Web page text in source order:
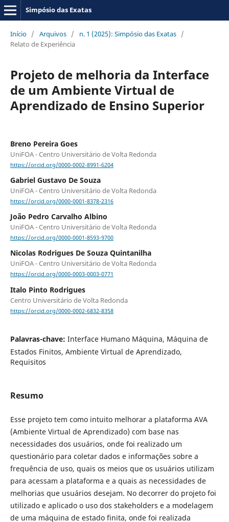
Simpósio das Exatas
Início / Arquivos / n. 1 (2025): Simpósio das Exatas /
Relato de Experiência
Projeto de melhoria da Interface
de um Ambiente Virtual de
Aprendizado de Ensino Superior
Breno Pereira Goes
UniFOA - Centro Universitário de Volta Redonda
https://orcid.org/0000-0002-8991-6204
Gabriel Gustavo De Souza
UniFOA - Centro Universitário de Volta Redonda
https://orcid.org/0000-0001-8378-2316
João Pedro Carvalho Albino
UniFOA - Centro Universitário de Volta Redonda
https://orcid.org/0000-0001-8593-9700
Nicolas Rodrigues De Souza Quintanilha
UniFOA - Centro Universitário de Volta Redonda
https://orcid.org/0000-0003-0003-0771
Italo Pinto Rodrigues
Centro Universitário de Volta Redonda
https://orcid.org/0000-0002-6832-8358
Palavras-chave: Interface Humano Máquina, Máquina de
Estados Finitos, Ambiente Virtual de Aprendizado,
Requisitos
Resumo
Esse projeto tem como intuito melhorar a plataforma AVA
(Ambiente Virtual de Aprendizado) com base nas
necessidades dos usuários, onde foi realizado um
questionário para coletar dados e informações sobre a
frequência de uso, quais os meios que os usuários utilizam
para acessam a plataforma e a quais as necessidades de
melhorias que usuários desejam. No decorrer do projeto foi
utilizado e aplicado o uso dos stakeholders e a modelagem
de uma máquina de estado finita, onde foi realizada